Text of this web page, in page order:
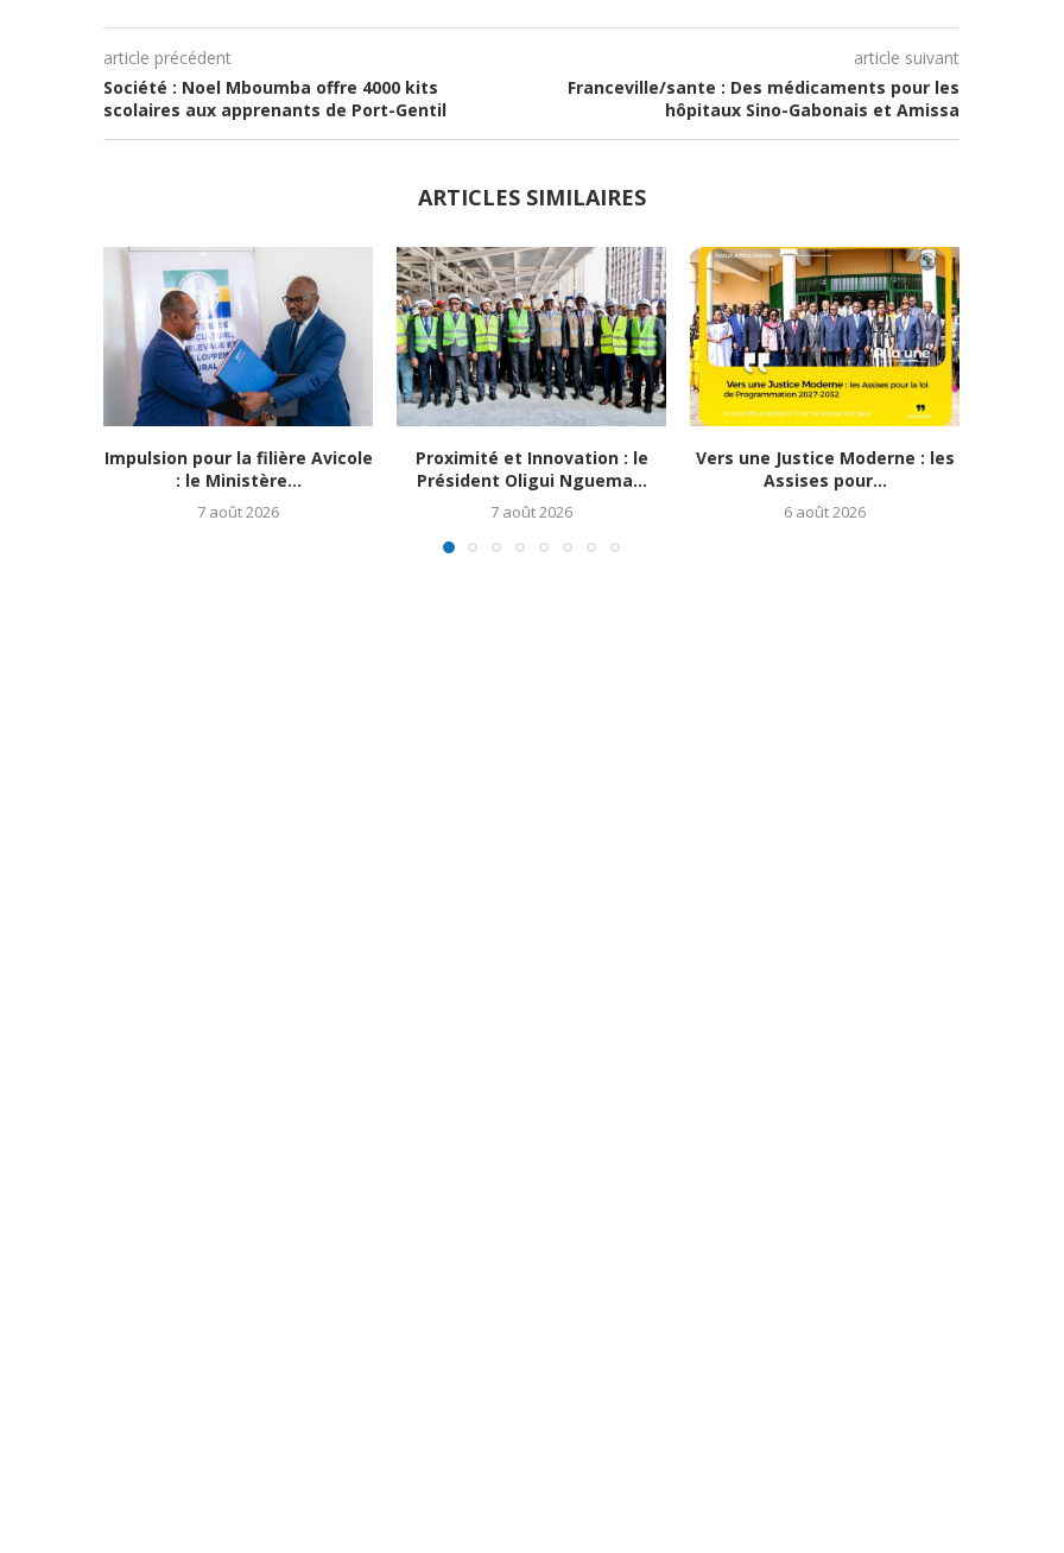
article précédent
Société : Noel Mboumba offre 4000 kits
scolaires aux apprenants de Port-Gentil
article suivant
Franceville/sante : Des médicaments pour les
hôpitaux Sino-Gabonais et Amissa
ARTICLES SIMILAIRES
Impulsion pour la filière Avicole
: le Ministère...
7 août 2026
Proximité et Innovation : le
Président Oligui Nguema...
7 août 2026
Vers une Justice Moderne : les
Assises pour...
6 août 2026
TAKAD
le